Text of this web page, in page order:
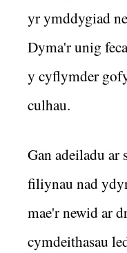
yr ymddygiad
Dyma'r unig
y cyflymder
culhau.
Gan adeiladu ar
filiynau nad
mae'r newid ar
cymdeithasau